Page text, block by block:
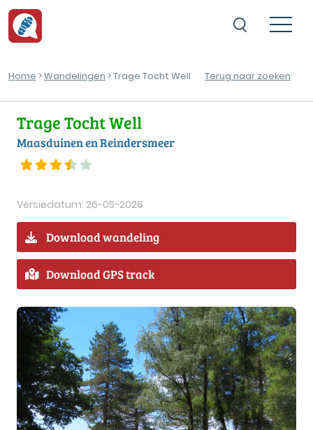
Home >Wandelingen > Trage Tocht Well Terug naar zoeken
Trage Tocht Well
Maasduinen en Reindersmeer
Versiedatum: 26-05-2026
Download wandeling
Download GPS track